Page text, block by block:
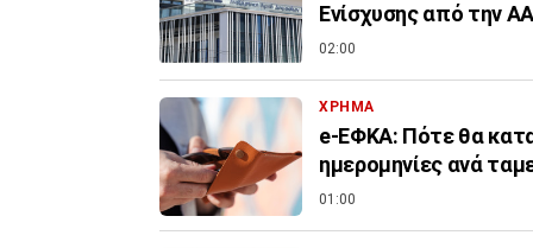
Ενίσχυσης από την
02:00
ΧΡΗΜΑ
e-ΕΦΚΑ: Πότε θα
ημερομηνίες ανά
01:00